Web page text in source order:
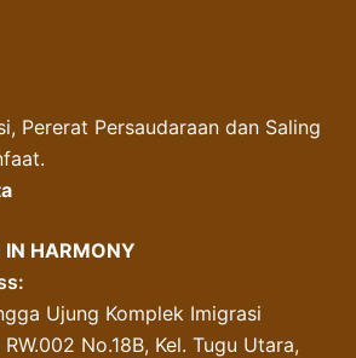
Pererat Persaudaraan dan Saling
IN HARMONY
Ujung Komplek Imigrasi
RW.002 No.18B, Kel. Tugu Utara,